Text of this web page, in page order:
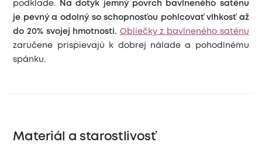
podklade.
Na dotyk jemný povrch bavlneného saténu
je pevný a odolný so schopnosťou pohlcovať vlhkosť až
do 20% svojej hmotnosti. Obliečky z bavlneného saténu
zaručene prispievajú k dobrej nálade a pohodlnému
spánku.
Materiál a starostlivosť